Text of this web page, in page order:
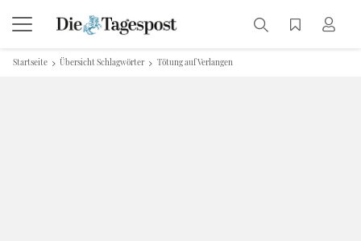
Startseite Übersicht Schlagwörter Tötung auf Verlangen